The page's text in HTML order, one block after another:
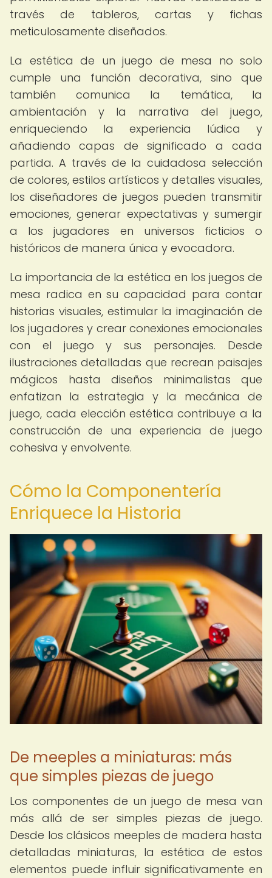
través de tableros, cartas y fichas
meticulosamente diseñados.
La estética de un juego de mesa no solo
cumple una función decorativa, sino que
también comunica la temática, la
ambientación y la narrativa del juego,
enriqueciendo la experiencia lúdica y
añadiendo capas de significado a cada
partida. A través de la cuidadosa selección
de colores, estilos artísticos y detalles visuales,
los diseñadores de juegos pueden transmitir
emociones, generar expectativas y sumergir
a los jugadores en universos ficticios o
históricos de manera única y evocadora.
La importancia de la estética en los juegos de
mesa radica en su capacidad para contar
historias visuales, estimular la imaginación de
los jugadores y crear conexiones emocionales
con el juego y sus personajes. Desde
ilustraciones detalladas que recrean paisajes
mágicos hasta diseños minimalistas que
enfatizan la estrategia y la mecánica de
juego, cada elección estética contribuye a la
construcción de una experiencia de juego
cohesiva y envolvente.
Cómo la Componentería
Enriquece la Historia
De meeples a miniaturas: más
que simples piezas de juego
Los componentes de un juego de mesa van
más allá de ser simples piezas de juego.
Desde los clásicos meeples de madera hasta
detalladas miniaturas, la estética de estos
elementos puede influir significativamente en